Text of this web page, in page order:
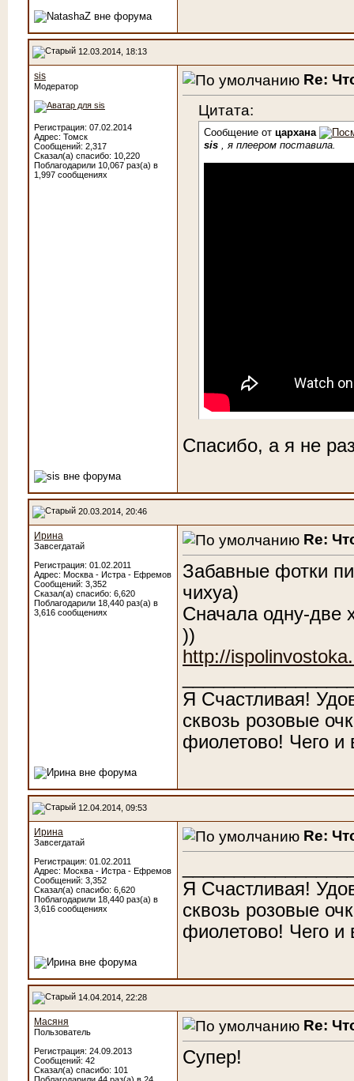
12.03.2014, 18:13
sis
Модератор
Регистрация: 07.02.2014
Адрес: Томск
Сообщений: 2,317
Сказал(а) спасибо: 10,220
Поблагодарили 10,067 раз(а) в
1,997 сообщениях
Re:
Цитата:
Сообщение от цархана
sis , я плеером поставила.
Спасибо, а я не
20.03.2014, 20:46
Ирина
Завсегдатай
Регистрация: 01.02.2011
Адрес: Москва - Истра - Ефремов
Сообщений: 3,352
Сказал(а) спасибо: 6,620
Поблагодарили 18,440 раз(а) в
3,616 сообщениях
Re:
Забавные фотки
чихуа)
Сначала одну-две
))
http://
Я Счастливая!
сквозь розовые
фиолетово! Чего
12.04.2014, 09:53
Ирина
Завсегдатай
Регистрация: 01.02.2011
Адрес: Москва - Истра - Ефремов
Сообщений: 3,352
Сказал(а) спасибо: 6,620
Поблагодарили 18,440 раз(а) в
3,616 сообщениях
Re:
Я Счастливая!
сквозь розовые
фиолетово! Чего
14.04.2014, 22:28
Масяня
Пользователь
Регистрация: 24.09.2013
Сообщений: 42
Сказал(а) спасибо: 101
Re:
Супер!